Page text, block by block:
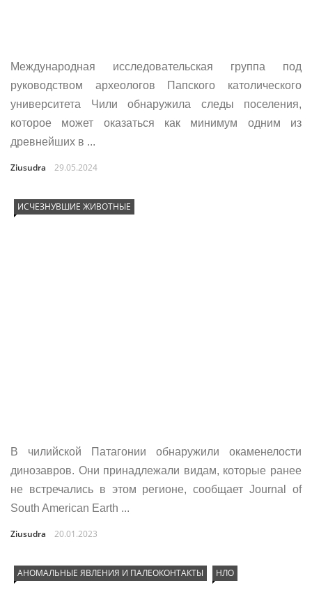
Международная исследовательская группа под
руководством археологов Папского католического
университета Чили обнаружила следы поселения,
которое может оказаться как минимум одним из
древнейших в ...
Ziusudra 29.05.2024
ИСЧЕЗНУВШИЕ ЖИВОТНЫЕ
В чилийской Патагонии обнаружили окаменелости
динозавров. Они принадлежали видам, которые ранее
не встречались в этом регионе, сообщает Journal of
South American Earth ...
Ziusudra 20.01.2023
АНОМАЛЬНЫЕ ЯВЛЕНИЯ И ПАЛЕОКОНТАКТЫ НЛО